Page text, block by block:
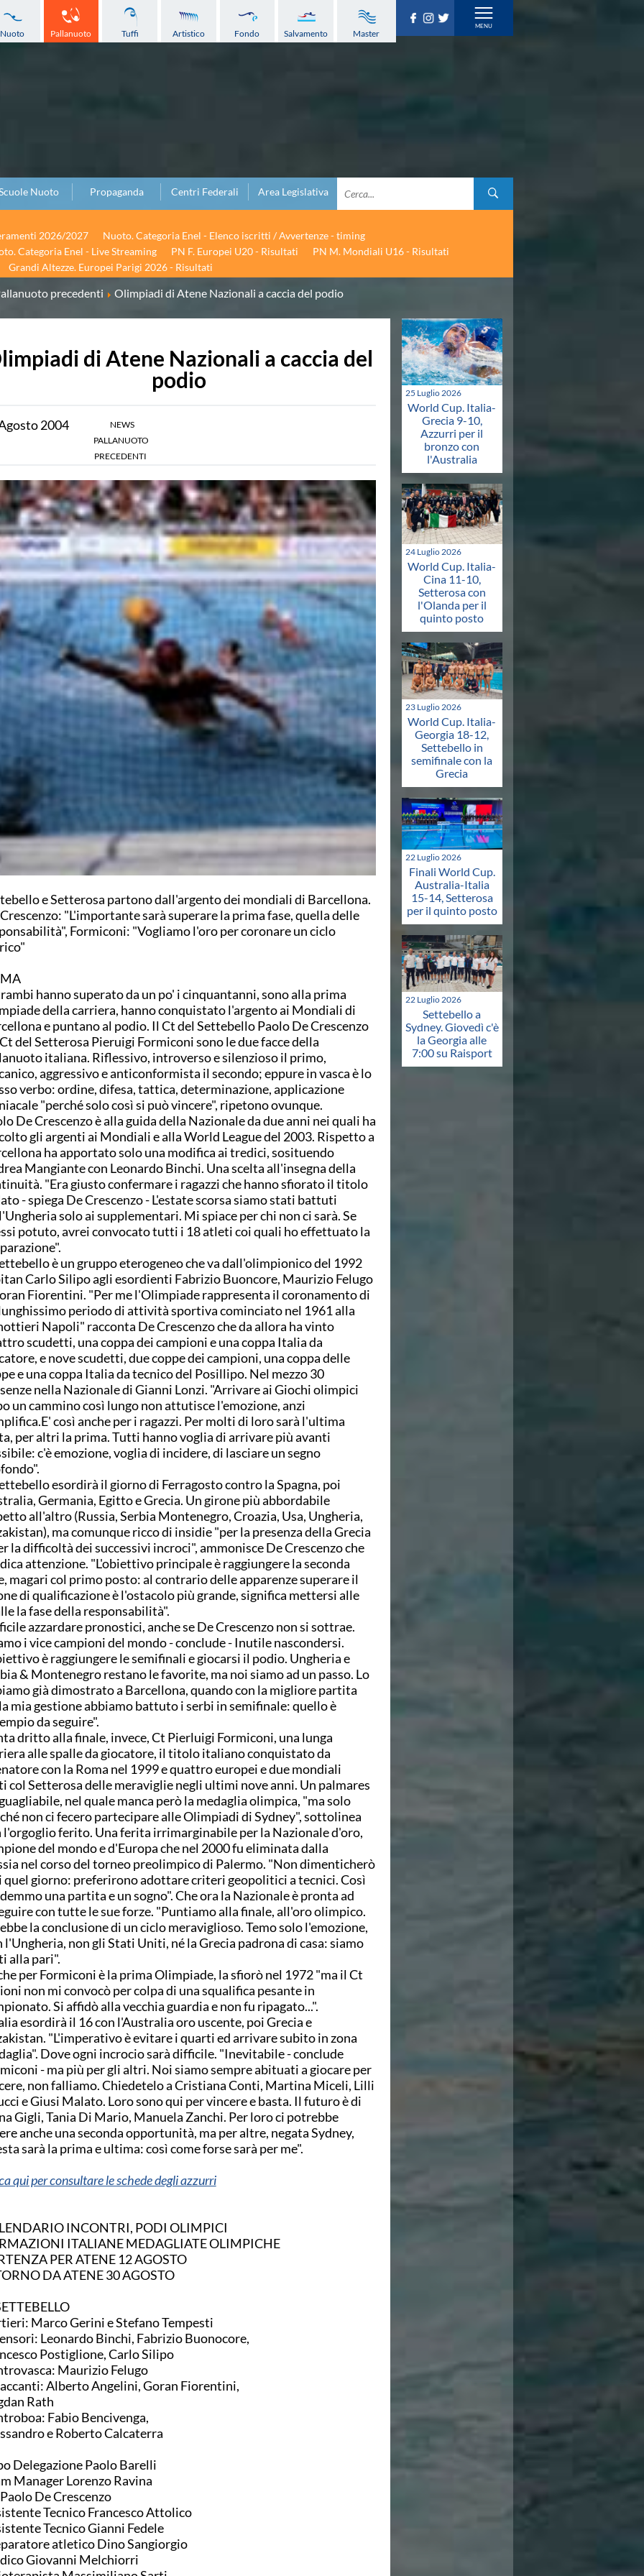
Nuoto Pallanuoto Tuffi Artistico Fondo Salvamento Master
Nuoto Propaganda Centri Federali Area Legislativa
2026/2027
Nuoto. Categoria Enel - Elenco iscritti / Avvertenze - timing
Categoria Enel - Live Streaming PN F. Europei U20 - Risultati
PN M. Mondiali U16 - Risultati
Grandi Altezze. Europei Parigi 2026 - Risultati
precedenti Olimpiadi di Atene Nazionali a caccia del podio
di Atene Nazionali a caccia del
podio
2004
NEWS
PALLANUOTO
PRECEDENTI
e Setterosa partono dall'argento dei mondiali di Barcellona.
"L'importante sarà superare la prima fase, quella delle
Formiconi: "Vogliamo l'oro per coronare un ciclo
hanno superato da un po' i cinquantanni, sono alla prima
della carriera, hanno conquistato l'argento ai Mondiali di
e puntano al podio. Il Ct del Settebello Paolo De Crescenzo
del Setterosa Pieruigi Formiconi sono le due facce della
italiana. Riflessivo, introverso e silenzioso il primo,
aggressivo e anticonformista il secondo; eppure in vasca è lo
verbo: ordine, difesa, tattica, determinazione, applicazione
"perché solo così si può vincere", ripetono ovunque.
De Crescenzo è alla guida della Nazionale da due anni nei quali ha
gli argenti ai Mondiali e alla World League del 2003. Rispetto a
ha apportato solo una modifica ai tredici, sosituendo
Mangiante con Leonardo Binchi. Una scelta all'insegna della
"Era giusto confermare i ragazzi che hanno sfiorato il titolo
- spiega De Crescenzo - L'estate scorsa siamo stati battuti
solo ai supplementari. Mi spiace per chi non ci sarà. Se
potuto, avrei convocato tutti i 18 atleti coi quali ho effettuato la
è un gruppo eterogeneo che va dall'olimpionico del 1992
Carlo Silipo agli esordienti Fabrizio Buoncore, Maurizio Felugo
Fiorentini. "Per me l'Olimpiade rappresenta il coronamento di
periodo di attività sportiva cominciato nel 1961 alla
Napoli" racconta De Crescenzo che da allora ha vinto
scudetti, una coppa dei campioni e una coppa Italia da
e nove scudetti, due coppe dei campioni, una coppa delle
e una coppa Italia da tecnico del Posillipo. Nel mezzo 30
nella Nazionale di Gianni Lonzi. "Arrivare ai Giochi olimpici
un cammino così lungo non attutisce l'emozione, anzi
così anche per i ragazzi. Per molti di loro sarà l'ultima
per altri la prima. Tutti hanno voglia di arrivare più avanti
c'è emozione, voglia di incidere, di lasciare un segno
esordirà il giorno di Ferragosto contro la Spagna, poi
Germania, Egitto e Grecia. Un girone più abbordabile
all'altro (Russia, Serbia Montenegro, Croazia, Usa, Ungheria,
ma comunque ricco di insidie "per la presenza della Grecia
la difficoltà dei successivi incroci", ammonisce De Crescenzo che
attenzione. "L'obiettivo principale è raggiungere la seconda
magari col primo posto: al contrario delle apparenze superare il
di qualificazione è l'ostacolo più grande, significa mettersi alle
la fase della responsabilità".
azzardare pronostici, anche se De Crescenzo non si sottrae.
i vice campioni del mondo - conclude - Inutile nascondersi.
è raggiungere le semifinali e giocarsi il podio. Ungheria e
& Montenegro restano le favorite, ma noi siamo ad un passo. Lo
già dimostrato a Barcellona, quando con la migliore partita
mia gestione abbiamo battuto i serbi in semifinale: quello è
da seguire".
dritto alla finale, invece, Ct Pierluigi Formiconi, una lunga
alle spalle da giocatore, il titolo italiano conquistato da
con la Roma nel 1999 e quattro europei e due mondiali
col Setterosa delle meraviglie negli ultimi nove anni. Un palmares
nel quale manca però la medaglia olimpica, "ma solo
non ci fecero partecipare alle Olimpiadi di Sydney", sottolinea
l'orgoglio ferito. Una ferita irrimarginabile per la Nazionale d'oro,
del mondo e d'Europa che nel 2000 fu eliminata dalla
nel corso del torneo preolimpico di Palermo. "Non dimenticherò
quel giorno: preferirono adottare criteri geopolitici a tecnici. Così
una partita e un sogno". Che ora la Nazionale è pronta ad
con tutte le sue forze. "Puntiamo alla finale, all'oro olimpico.
la conclusione di un ciclo meraviglioso. Temo solo l'emozione,
l'Ungheria, non gli Stati Uniti, né la Grecia padrona di casa: siamo
alla pari".
per Formiconi è la prima Olimpiade, la sfiorò nel 1972 "ma il Ct
non mi convocò per colpa di una squalifica pesante in
Si affidò alla vecchia guardia e non fu ripagato...".
esordirà il 16 con l'Australia oro uscente, poi Grecia e
"L'imperativo è evitare i quarti ed arrivare subito in zona
Dove ogni incrocio sarà difficile. "Inevitabile - conclude
- ma più per gli altri. Noi siamo sempre abituati a giocare per
non falliamo. Chiedetelo a Cristiana Conti, Martina Miceli, Lilli
e Giusi Malato. Loro sono qui per vincere e basta. Il futuro è di
Gigli, Tania Di Mario, Manuela Zanchi. Per loro ci potrebbe
anche una seconda opportunità, ma per altre, negata Sydney,
sarà la prima e ultima: così come forse sarà per me".
qui per consultare le schede degli azzurri
INCONTRI, PODI OLIMPICI
ITALIANE MEDAGLIATE OLIMPICHE
PER ATENE 12 AGOSTO
DA ATENE 30 AGOSTO
Marco Gerini e Stefano Tempesti
Leonardo Binchi, Fabrizio Buonocore,
Postiglione, Carlo Silipo
Maurizio Felugo
Alberto Angelini, Goran Fiorentini,
Rath
Fabio Bencivenga,
e Roberto Calcaterra
Delegazione Paolo Barelli
Manager Lorenzo Ravina
De Crescenzo
Tecnico Francesco Attolico
Tecnico Gianni Fedele
atletico Dino Sangiorgio
Giovanni Melchiorri
25 Luglio 2026
World Cup. Italia-
Grecia 9-10,
Azzurri per il
bronzo con
l'Australia
24 Luglio 2026
World Cup. Italia-
Cina 11-10,
Setterosa con
l'Olanda per il
quinto posto
23 Luglio 2026
World Cup. Italia-
Georgia 18-12,
Settebello in
semifinale con la
Grecia
22 Luglio 2026
Finali World Cup.
Australia-Italia
15-14, Setterosa
per il quinto posto
22 Luglio 2026
Settebello a
Sydney. Giovedì c'è
la Georgia alle
7:00 su Raisport